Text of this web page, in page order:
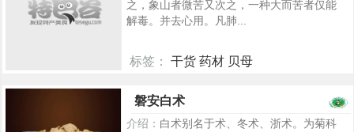
之，象山者微苦又次之，一种大而苦者仅能
解毒。并去心用。凡肺...
标签： 干货 药材 贝母
磐安白术
介绍： 白术别名于术、冬术、浙术。为菊科